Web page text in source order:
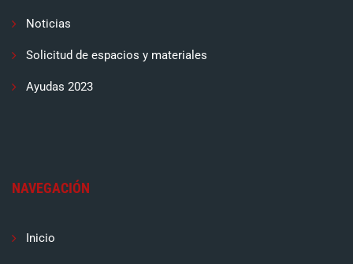
Noticias
Solicitud de espacios y materiales
Ayudas 2023
NAVEGACIÓN
Inicio